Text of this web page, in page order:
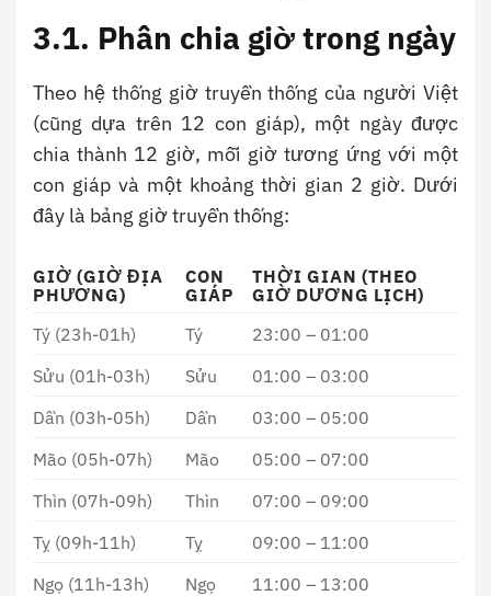
3.1. Phân chia giờ trong ngày
Theo hệ thống giờ truyền thống của người Việt
(cũng dựa trên 12 con giáp), một ngày được
chia thành 12 giờ, mỗi giờ tương ứng với một
con giáp và một khoảng thời gian 2 giờ. Dưới
đây là bảng giờ truyền thống:
GIỜ (GIỜ ĐỊA
PHƯƠNG)
CON
GIÁP
THỜI GIAN (THEO
GIỜ DƯƠNG LỊCH)
Tý (23h-01h)
Tý
23:00 – 01:00
Sửu (01h-03h)
Sửu
01:00 – 03:00
Dần (03h-05h)
Dần
03:00 – 05:00
Mão (05h-07h)
Mão
05:00 – 07:00
Thìn (07h-09h)
Thìn
07:00 – 09:00
Tỵ (09h-11h)
Tỵ
09:00 – 11:00
Ngọ (11h-13h)
Ngọ
11:00 – 13:00